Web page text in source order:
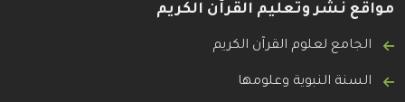
مواقع نشر وتعليم القرآن الكريم
الجامع لعلوم القرآن الكريم
السنة النبوية وعلومها